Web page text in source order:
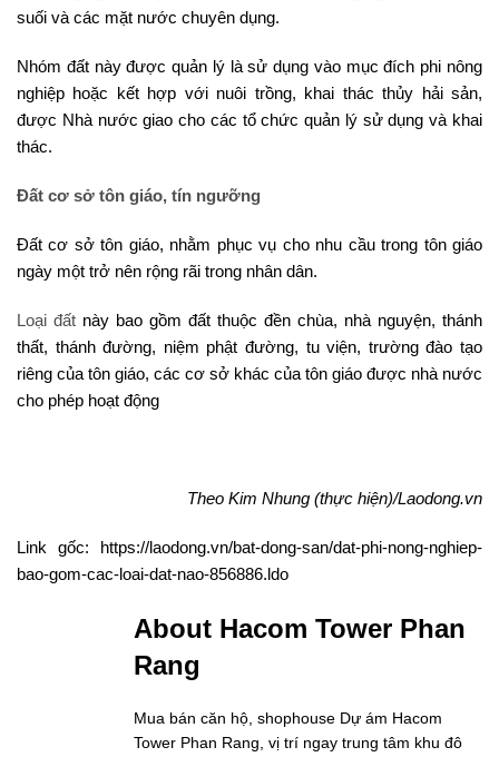
suối và các mặt nước chuyên dụng.
Nhóm đất này được quản lý là sử dụng vào mục đích phi nông
nghiệp hoặc kết hợp với nuôi trồng, khai thác thủy hải sản,
được Nhà nước giao cho các tổ chức quản lý sử dụng và khai
thác.
Đất cơ sở tôn giáo, tín ngưỡng
Đất cơ sở tôn giáo, nhằm phục vụ cho nhu cầu trong tôn giáo
ngày một trở nên rộng rãi trong nhân dân.
Loại đất này bao gồm đất thuộc đền chùa, nhà nguyện, thánh
thất, thánh đường, niệm phật đường, tu viện, trường đào tạo
riêng của tôn giáo, các cơ sở khác của tôn giáo được nhà nước
cho phép hoạt động
Theo Kim Nhung (thực hiện)/Laodong.vn
Link gốc: https://laodong.vn/bat-dong-san/dat-phi-nong-nghiep-
bao-gom-cac-loai-dat-nao-856886.ldo
About Hacom Tower Phan
Rang
Mua bán căn hộ, shophouse Dự ám Hacom
Tower Phan Rang, vị trí ngay trung tâm khu đô